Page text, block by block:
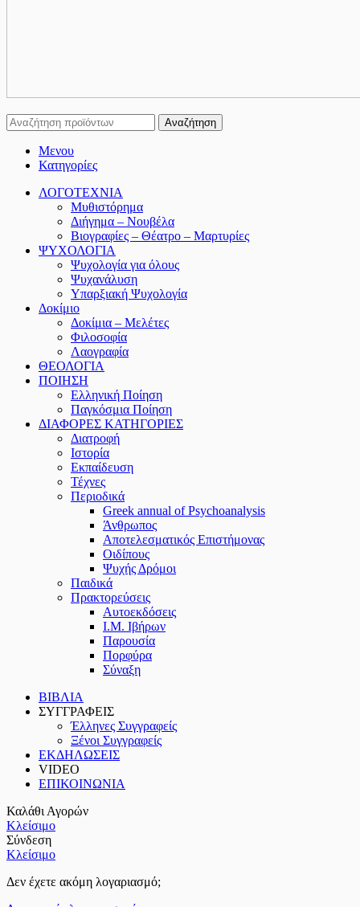
Αναζήτηση
Μενου
Κατηγορίες
ΛΟΓΟΤΕΧΝΙΑ
Μυθιστόρημα
Διήγημα – Νουβέλα
Βιογραφίες – Θέατρο – Μαρτυρίες
ΨΥΧΟΛΟΓΙΑ
Ψυχολογία για όλους
Ψυχανάλυση
Υπαρξιακή Ψυχολογία
Δοκίμιο
Δοκίμια – Μελέτες
Φιλοσοφία
Λαογραφία
ΘΕΟΛΟΓΙΑ
ΠΟΙΗΣΗ
Ελληνική Ποίηση
Παγκόσμια Ποίηση
ΔΙΑΦΟΡΕΣ ΚΑΤΗΓΟΡΙΕΣ
Διατροφή
Ιστορία
Εκπαίδευση
Τέχνες
Περιοδικά
Greek annual of Psychoanalysis
Άνθρωπος
Αποτελεσματικός Επιστήμονας
Οιδίπους
Ψυχής Δρόμοι
Παιδικά
Πρακτoρεύσεις
Αυτοεκδόσεις
Ι.Μ. Ιβήρων
Παρουσία
Πορφύρα
Σύναξη
ΒΙΒΛΙΑ
ΣΥΓΓΡΑΦΕΙΣ
Έλληνες Συγγραφείς
Ξένοι Συγγραφείς
ΕΚΔΗΛΩΣΕΙΣ
VIDEO
ΕΠΙΚΟΙΝΩΝΙΑ
Καλάθι Αγορών
Κλείσιμο
Σύνδεση
Κλείσιμο
Δεν έχετε ακόμη λογαριασμό;